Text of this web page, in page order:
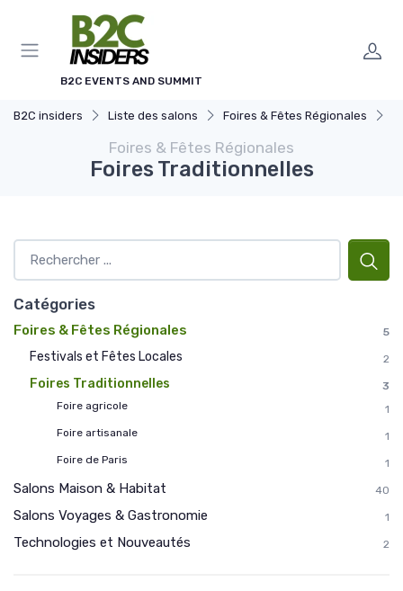
B2C EVENTS AND SUMMIT
B2C insiders Liste des salons Foires & Fêtes Régionales
Foires & Fêtes Régionales
Foires Traditionnelles
Catégories
Foires & Fêtes Régionales 5
Festivals et Fêtes Locales 2
Foires Traditionnelles
3
Foire agricole
1
Foire artisanale
1
Foire de Paris
1
Salons Maison & Habitat 40
Salons Voyages & Gastronomie 1
Technologies et Nouveautés 2
Panneau de gestion des cookies